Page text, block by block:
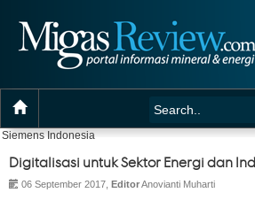
Siemens Indonesia
Digitalisasi untuk Sektor Energi dan
06 September 2017, EditorAnovianti Muharti